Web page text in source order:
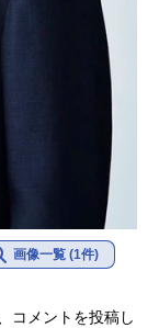
画像一覧 (1件)
コメントを投稿し